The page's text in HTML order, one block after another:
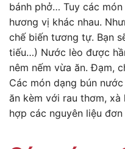
bánh phở… Tuy các
hương vị khác nhau.
chế biến tương tự. Bạn
tiếu…) Nước lèo được
nêm nếm vừa ăn. Đạm,
Các món dạng bún
ăn kèm với rau thơm,
hợp các nguyên liệu